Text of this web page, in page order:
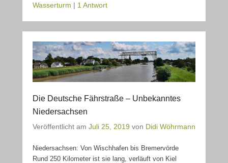
Wasserturm | 1 Antwort
Die Deutsche Fährstraße – Unbekanntes
Niedersachsen
Veröffentlicht am Juli 25, 2019 von Didi Wöhrmann
Niedersachsen: Von Wischhafen bis Bremervörde
Rund 250 Kilometer ist sie lang, verläuft von Kiel